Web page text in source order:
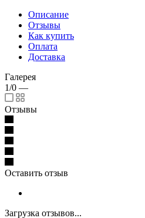
Описание
Отзывы
Как купить
Оплата
Доставка
Галерея
1/0 —
Отзывы
Оставить отзыв
Загрузка отзывов...